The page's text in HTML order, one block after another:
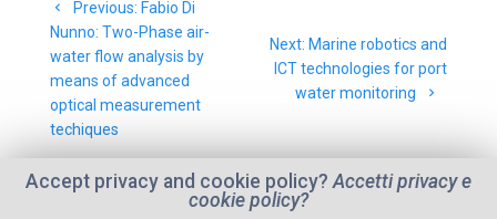
navigation
Previous: Previous
post:
Fabio Di
Nunno: Two-Phase air-
water flow analysis by
means of advanced
optical measurement
techiques
Next: Next
post:
Marine robotics and
ICT technologies for port
water monitoring
Accept privacy and cookie policy? Accetti privacy e
cookie policy?